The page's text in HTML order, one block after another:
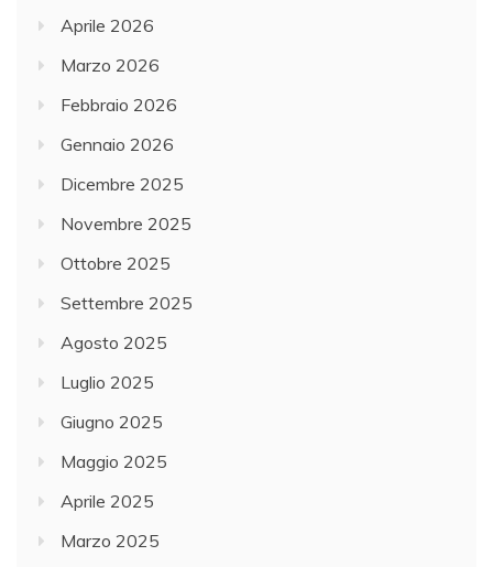
Aprile 2026
Marzo 2026
Febbraio 2026
Gennaio 2026
Dicembre 2025
Novembre 2025
Ottobre 2025
Settembre 2025
Agosto 2025
Luglio 2025
Giugno 2025
Maggio 2025
Aprile 2025
Marzo 2025